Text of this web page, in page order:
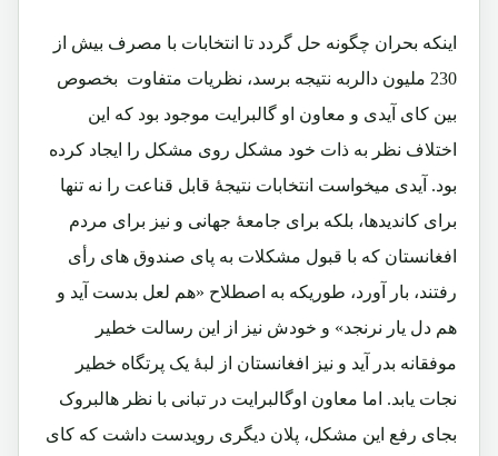
اینکه بحران چگونه حل گردد تا انتخابات با مصرف بیش از
230 ملیون دالربه نتیجه برسد، نظریات متفاوت بخصوص
بین کای آیدی و معاون او گالبرایت موجود بود که این
اختلاف نظر به ذات خود مشکل روی مشکل را ایجاد کرده
بود. آیدی میخواست انتخابات نتیجۀ قابل قناعت را نه تنها
برای کاندیدها، بلکه برای جامعۀ جهانی و نیز برای مردم
افغانستان که با قبول مشکلات به پای صندوق های رأی
رفتند، بار آورد، طوریکه به اصطلاح «هم لعل بدست آید و
هم دل یار نرنجد» و خودش نیز از این رسالت خطیر
موفقانه بدر آید و نیز افغانستان از لبۀ یک پرتگاه خطیر
نجات یابد. اما معاون اوگالبرایت در تبانی با نظر هالبروک
بجای رفع این مشکل، پلان دیگری رویدست داشت که کای